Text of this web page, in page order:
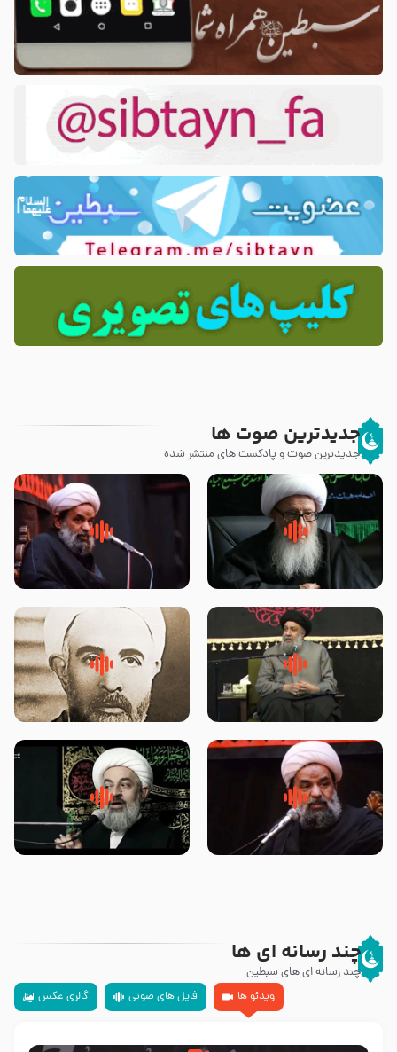
جدیدترین صوت ها
جدیدترین صوت و پادکست های منتشر شده
زوّار اربعین امام حسین (علیه
السلام) با این اشتیاق به زیارت
روضه جانسوز پاره های جگر امام
حسن مجتبی علیه السلام-حجت
لقب حضرت رقیه سلام الله علیها به
چه معناست – حجت الاسلام علوی
روضه‌ی مجلس یزید ملعون و
اسارت اهل‌بیت علیهم‌السلام –
محدث زاده
سلام جوانی که امام حسین علیه
السلام خودش جوابش را دادند
زیارتی که اسباب رزق زیاد و عمر
طولانی است حجت السلام حسین
چند رسانه ای ها
چند رسانه ای های سبطین
ویدئو ها
فایل های صوتی گالری عکس